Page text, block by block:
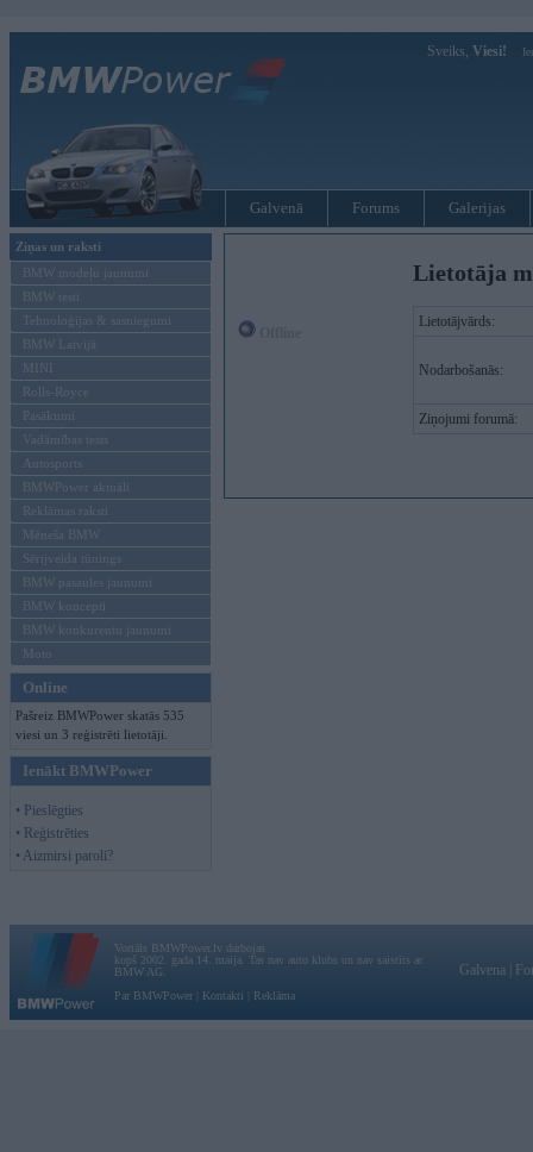
Sveiks, Viesi!
Galvenā Forums Galerijas
Ziņas un raksti
BMW modeļu jaunumi
BMW testi
Tehnoloģijas & sasniegumi
BMW Latvijā
MINI
Rolls-Royce
Pasākumi
Vadāmības tests
Autosports
BMWPower aktuāli
Reklāmas raksti
Mēneša BMW
Sērijveida tūnings
BMW pasaules jaunumi
BMW koncepti
BMW konkurentu jaunumi
Moto
Online
Pašreiz BMWPower skatās 535
viesi un 3 reģistrēti lietotāji.
Ienākt BMWPower
• Pieslēgties
• Reģistrēties
• Aizmirsi paroli?
Lietotāja
Lietotājvārds:
Nodarbošanās:
Ziņojumi forumā:
Vortāls BMWPower.lv darbojas
kopš 2002. gada 14. maija. Tas nav auto klubs un nav saistīts ar
BMW AG.
Par BMWPower
Kontakti Reklāma
Galvena